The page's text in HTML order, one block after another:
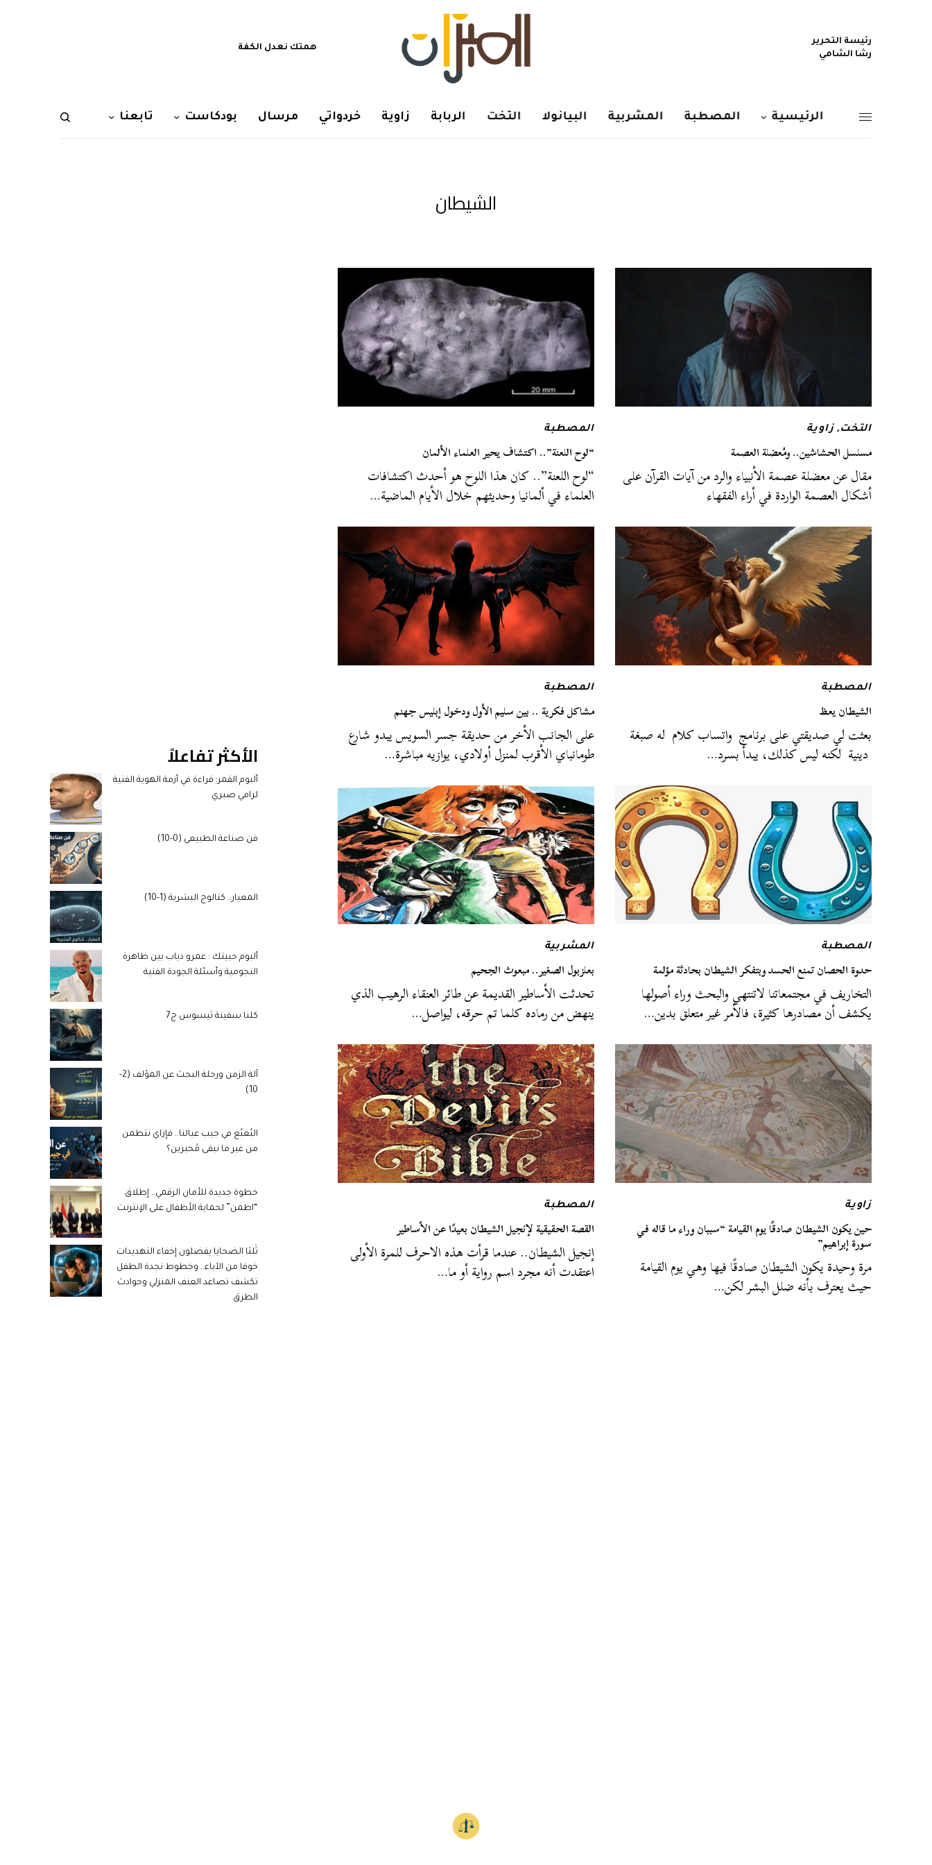
رئيسة التحرير
رشا الشامي
همتك نعدل الكفة
الرئيسية المصطبة المشربية البيانولا التخت الربابة زاوية خردواتي مرسال بودكاست تابعنا
الشيطان
التخت, زاوية
مسلسل الحشاشين.. ومُعضلة العصمة
مقال عن معضلة عصمة الأنبياء والرد من آيات القرآن على
أشكال العصمة الواردة في أراء الفقهاء
المصطبة
“لوح اللعنة”.. اكتشاف يحير العلماء الألمان
“لوح اللعنة”.. كان هذا اللوح هو أحدث اكتشافات
العلماء في ألمانيا وحديثهم خلال الأيام الماضية…
المصطبة
الشيطان يعظ
بعثت لي صديقتي على برنامج واتساب كلام له صبغة
دينية لكنه ليس كذلك، يبدأ بسرد…
المصطبة
مشاكل فكرية .. بين سليم الأول ودخول إبليس جهنم
على الجانب الأخر من حديقة جسر السويس يبدو شارع
طومانباي الأقرب لمنزل أولادي، يوازيه مباشرة…
المصطبة
حدوة الحصان تمنع الحسد وبتفكر الشيطان بحادثة مؤلمة
التخاريف في مجتمعاتنا لاتنتهي والبحث وراء أصولها
يكشف أن مصادرها كثيرة، فالأمر غير متعلق بدين…
المشربية
بعلزبول الصغير.. مبعوث الجحيم
تحدثت الأساطير القديمة عن طائر العنقاء الرهيب الذي
ينهض من رماده كلما تم حرقه، ليواصل…
زاوية
حين يكون الشيطان صادقًا يوم القيامة “سببان وراء ما قاله في
سورة إبراهيم”
مرة وحيدة يكون الشيطان صادقًا فيها وهي يوم القيامة
حيث يعترف بأنه ضلل البشر لكن…
المصطبة
القصة الحقيقية لإنجيل الشيطان بعيدًا عن الأساطير
إنجيل الشيطان.. عندما قرأت هذه الاحرف للمرة الأولى
اعتقدت أنه مجرد اسم رواية أو ما…
الأكثر تفاعلاً
ألبوم القمر: قراءة في أزمة الهوية الفنية
لرامي صبري
فن صناعة الطبيعي (0-10)
المعيار.. كتالوج البشرية (1-10)
ألبوم حبيتك : عمرو دياب بين ظاهرة
النجومية وأسئلة الجودة الفنية
كلنا سفينة ثيسوس ج7
آلة الزمن ورحلة البحث عن المؤلف (2-
10)
البُعبُع في جيب عيالنا.. فإزاي نتطمن
من غير ما نبقى مُخبرين؟
خطوة جديدة للأمان الرقمي.. إطلاق
“اطمن” لحماية الأطفال على الإنترنت
ثُلثا الضحايا يفضلون إخفاء التهديدات
خوفا من الآباء.. وخطوط نجدة الطفل
تكشف تصاعد العنف المنزلي وحوادث
الطرق